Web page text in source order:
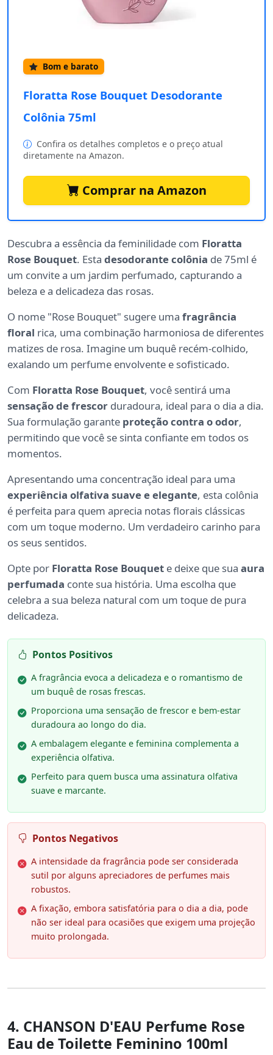
Bom e barato
Floratta Rose Bouquet Desodorante
Colônia 75ml
Confira os detalhes completos e o preço atual
diretamente na Amazon.
Comprar na Amazon
Descubra a essência da feminilidade com Floratta
Rose Bouquet. Esta desodorante colônia de 75ml é
um convite a um jardim perfumado, capturando a
beleza e a delicadeza das rosas.
O nome "Rose Bouquet" sugere uma fragrância
floral rica, uma combinação harmoniosa de diferentes
matizes de rosa. Imagine um buquê recém-colhido,
exalando um perfume envolvente e sofisticado.
Com Floratta Rose Bouquet, você sentirá uma
sensação de frescor duradoura, ideal para o dia a dia.
Sua formulação garante proteção contra o odor,
permitindo que você se sinta confiante em todos os
momentos.
Apresentando uma concentração ideal para uma
experiência olfativa suave e elegante, esta colônia
é perfeita para quem aprecia notas florais clássicas
com um toque moderno. Um verdadeiro carinho para
os seus sentidos.
Opte por Floratta Rose Bouquet e deixe que sua aura
perfumada conte sua história. Uma escolha que
celebra a sua beleza natural com um toque de pura
delicadeza.
Pontos Positivos
A fragrância evoca a delicadeza e o romantismo de
um buquê de rosas frescas.
Proporciona uma sensação de frescor e bem-estar
duradoura ao longo do dia.
A embalagem elegante e feminina complementa a
experiência olfativa.
Perfeito para quem busca uma assinatura olfativa
suave e marcante.
Pontos Negativos
A intensidade da fragrância pode ser considerada
sutil por alguns apreciadores de perfumes mais
robustos.
A fixação, embora satisfatória para o dia a dia, pode
não ser ideal para ocasiões que exigem uma projeção
muito prolongada.
4. CHANSON D'EAU Perfume Rose
Eau de Toilette Feminino 100ml